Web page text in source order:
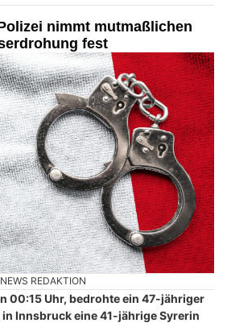
nimmt mutmaßlichen
fest
REDAKTION
00:15 Uhr, bedrohte ein 47-jähriger
Innsbruck eine 41-jährige Syrerin